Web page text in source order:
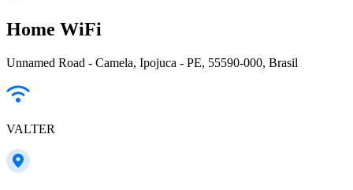
Home WiFi
Unnamed Road - Camela, Ipojuca - PE, 55590-000, Brasil
VALTER